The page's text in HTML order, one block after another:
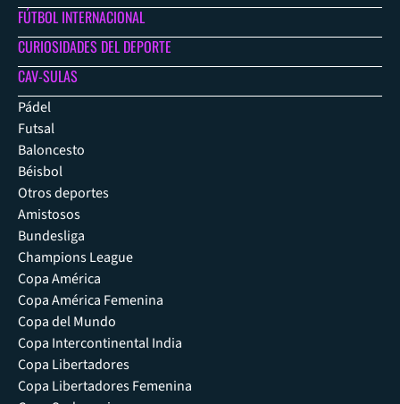
FÚTBOL INTERNACIONAL
CURIOSIDADES DEL DEPORTE
CAV-SULAS
Pádel
Futsal
Baloncesto
Béisbol
Otros deportes
Amistosos
Bundesliga
Champions League
Copa América
Copa América Femenina
Copa del Mundo
Copa Intercontinental India
Copa Libertadores
Copa Libertadores Femenina